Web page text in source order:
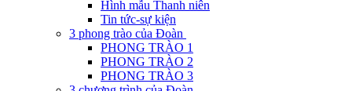
Hình mẫu Thanh niên
Tin tức-sự kiện
3 phong trào của Đoàn
PHONG TRÀO 1
PHONG TRÀO 2
PHONG TRÀO 3